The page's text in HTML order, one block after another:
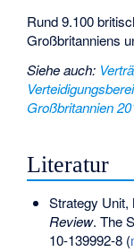
Rund 9.100
Großbritanniens
Siehe auch:
Großbritannien
Literatur
Strategy Unit,
Review. The
10-139992-8(